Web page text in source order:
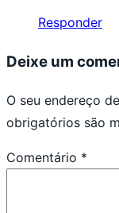
Responder
Deixe um
O seu endereço
obrigatórios são
Comentário *